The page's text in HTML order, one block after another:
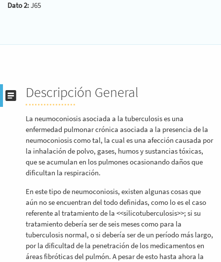
Dato 2:J65
Descripción General
La neumoconiosis asociada a la tuberculosis es una
enfermedad pulmonar crónica asociada a la presencia de la
neumoconiosis como tal, la cual es una afección causada por
la inhalación de polvo, gases, humos y sustancias tóxicas,
que se acumulan en los pulmones ocasionando daños que
dificultan la respiración.
En este tipo de neumoconiosis, existen algunas cosas que
aún no se encuentran del todo definidas, como lo es el caso
referente al tratamiento de la <<silicotuberculosis>>; si su
tratamiento debería ser de seis meses como para la
tuberculosis normal, o si debería ser de un período más largo,
por la dificultad de la penetración de los medicamentos en
áreas fibróticas del pulmón. A pesar de esto hasta ahora la